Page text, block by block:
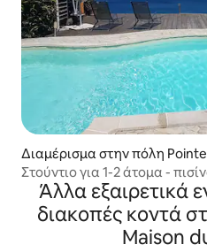
Διαμέρισμα στην πόλη
Στούντιο για 1-2 άτομα -
Άλλα εξαιρετικά
διακοπές κοντά
Maison